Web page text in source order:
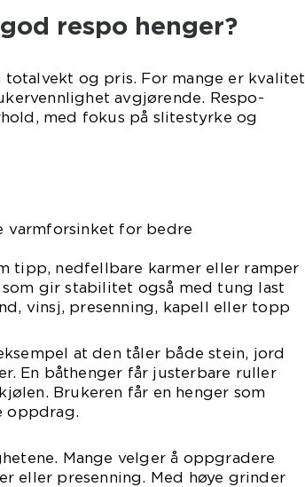
respo henger?
totalvekt og pris. For mange er kvalitet
avgjørende. Respo-
med fokus på slitestyrke og
varmforsinket for bedre
tipp, nedfellbare karmer eller ramper
gir stabilitet også med tung last
vinsj, presenning, kapell eller topp
at den tåler både stein, jord
En båthenger får justerbare ruller
Brukeren får en henger som
oppdrag.
Mange velger å oppgradere
eller presenning. Med høye grinder